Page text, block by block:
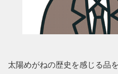
太陽めがねの歴史を感じる品